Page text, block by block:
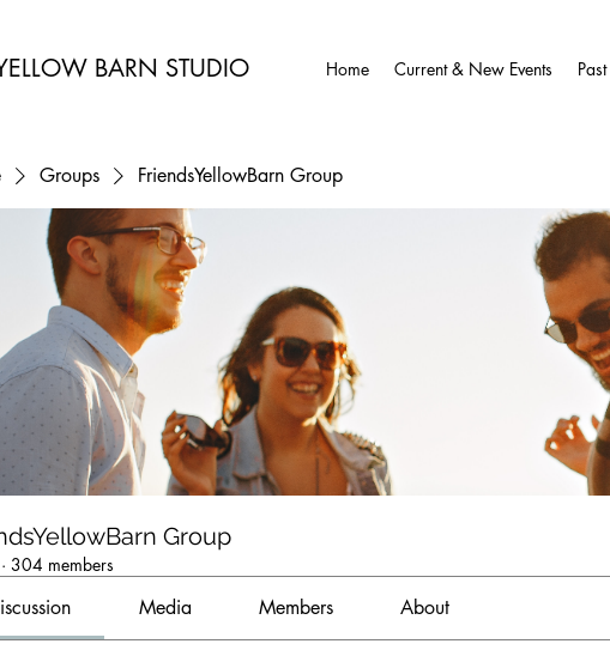
BARN STUDIO Home Current & New Events
Groups FriendsYellowBarn Group
Group
· 304 members
Media Members About